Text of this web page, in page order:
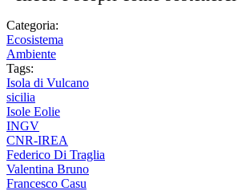
Categoria:
Ecosistema
Ambiente
Tags:
Isola di Vulcano
sicilia
Isole Eolie
INGV
CNR-IREA
Federico Di Traglia
Valentina Bruno
Francesco Casu